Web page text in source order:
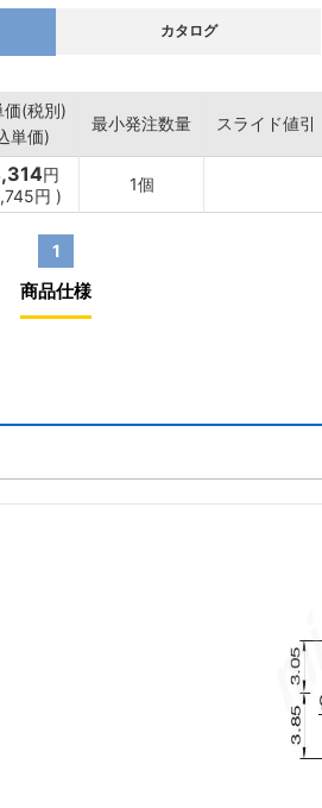
カタログ
価(税別)
単価)
最小発注数量 スライド値引
円
円 )
1個
1
商品仕様